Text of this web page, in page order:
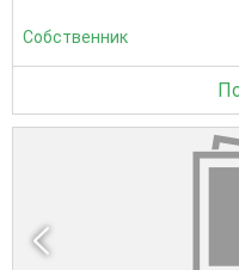
Собственник